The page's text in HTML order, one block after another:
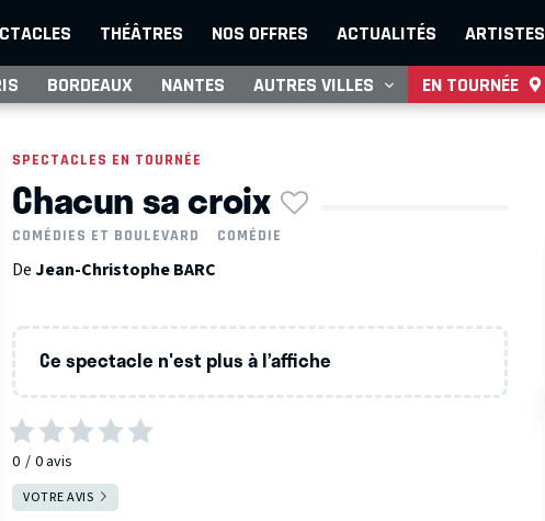
THÉÂTRES NOS OFFRES ACTUALITÉS ARTISTES
BORDEAUX NANTES AUTRES VILLES EN TOURNÉE
SPECTACLES EN TOURNÉE
Chacun sa croix
COMÉDIES ET BOULEVARD COMÉDIE
DeJean-Christophe BARC
Ce spectacle n'est plus à l’affiche
0 0avis
VOTRE AVIS